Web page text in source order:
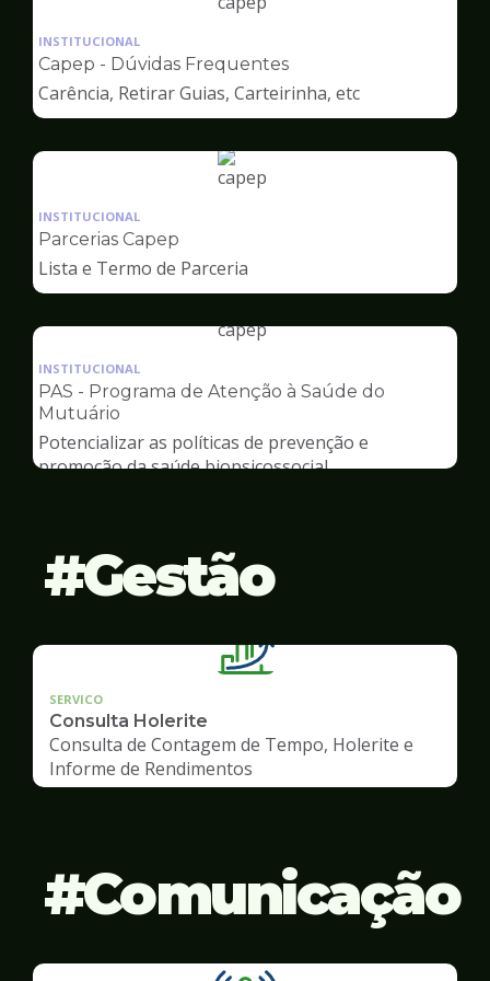
Ilustração
pagina
de
Capep
INSTITUCIONAL
Capep - Dúvidas Frequentes
Carência, Retirar Guias, Carteirinha, etc
Ilustração
Capep
INSTITUCIONAL
Parcerias Capep
Lista e Termo de Parceria
Ilustração
pagina
Capep
INSTITUCIONAL
PAS - Programa de Atenção à Saúde do
Mutuário
Potencializar as políticas de prevenção e
promoção da saúde biopsicossocial
Gestão
SERVICO
Consulta Holerite
Consulta de Contagem de Tempo, Holerite e
Informe de Rendimentos
Comunicação